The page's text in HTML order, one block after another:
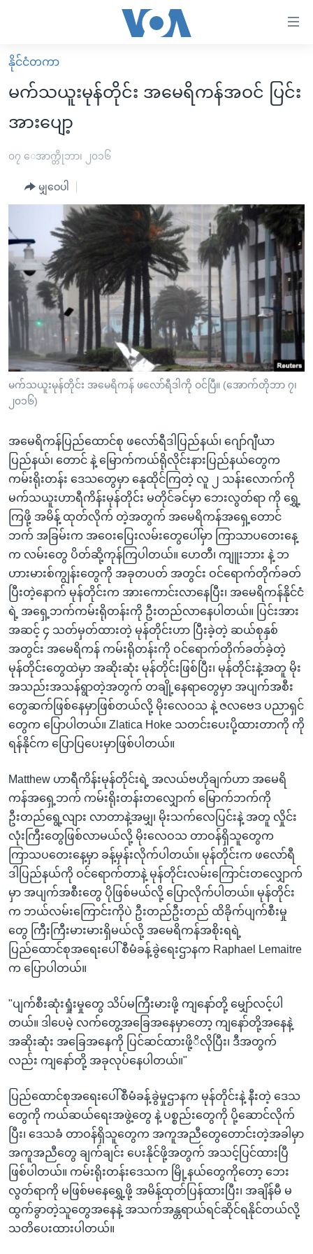
လွယ်ကူ
စေ
များ
အကြောင်းအရာ
ကျော်
ကြည့်
ပင်မ
အ
စာမျက်နှာ
သို့
ကြည့်
ရှာဖွေ
ရန်
နေရာ
သို့
ကျော်
မူလစာမျက်နှာ
မြန်မာ
ကမ္ဘာ့သတင်းများ
နိုင်ငံတကာ
အစ္စရေး-ပါလက်စတိုင်း
ရပ်ဝန်းတခု လမ်းတခု အလွန်
အင်္ဂလိပ်စာလေ့လာမယ်
အမေရိကန်သုံးအီဒီယံ
မကြေးမုံရဲ့ အင်္ဂလိပ်စာ
ရုပ်ရှင်ထဲက အင်္ဂလိပ်စာ
သုတပဒေသာ အင်္ဂလိပ်စာ
အပတ်စဉ်ကဏ္ဍများ
ရေဒီယို
တီဗွီ
ရေဒီယိုနှင့်ရုပ်သံ အချက်အလက်များ
ရေဒီယို/တီဗွီအစီအစဉ်
Learning English
ဗွီအိုအေ လူမှုကွန်ယက်များ
ဘာသာစကားများ
နိုင်ငံတကာ
မက်သယူးမုန်တိုင်း အမေရိကန်အဝင် ပြင်း
အားပျော့
၀၇ ေအာက္တိုဘာ၊ ၂၀၁၆
မျှဝေပါ
မက်သယူးမုန်တိုင်း အမေရိကန် ဖလော်ရီဒါကို ဝင်ပြီ။ (အောက်တိုဘာ ၇၊
၂၀၁၆)
အမေရိကန်ပြည်ထောင်စု ဖလော်ရီဒါပြည်နယ်၊ ဂျော်ဂျီယာ
ပြည်နယ်၊ တောင် နဲ့ မြောက်ကယ်ရိုလိုင်းနားပြည်နယ်တွေက
ကမ်းရိုးတန်း ဒေသတွေမှာ နေုထိုင်ကြတဲ့ လူ ၂ သန်းလောက်ကို
မက်သယူးဟာရီကိန်းမုန်တိုင်း မတိုင်ခင်မှာ ဘေးလွတ်ရာ ကို ရွှေ့
ကြဖို့ အမိန့် ထုတ်လိုက် တဲ့အတွက် အမေရိကန်အရှေ့တောင်
ဘက် အခြမ်းက အဝေးပြေးလမ်းတွေပေါ်မှာ ကြာသာပတေးနေ့
က လမ်းတွေ ပိတ်ဆို့ကုန်ကြပါတယ်။ ဟေတီ၊ ကျူးဘား နဲ့ ဘ
ဟားမားစ်ကျွန်းတွေကို အခုတပတ် အတွင်း ဝင်ရောက်တိုက်ခတ်
ပြီးတဲ့နောက် မုန်တိုင်းက အားကောင်းလာနေပြီး၊ အမေရိကန်နိုင်ငံ
ရဲ့ အရှေ့ဘက်ကမ်းရိုတန်းကို ဦးတည်လာနေပါတယ်။ ပြင်းအား
အဆင့် ၄ သတ်မှတ်ထားတဲ့ မုန်တိုင်းဟာ ပြီးခဲ့တဲ့ ဆယ်စုနှစ်
အတွင်း အမေရိကန် ကမ်းရိုတန်းကို ဝင်ရောက်တိုက်ခတ်ခဲ့တဲ့
မုန်တိုင်းတွေထဲမှာ အဆိုးဆုံး မုန်တိုင်းဖြစ်ပြီး၊ မုန်တိုင်းနဲ့အတူ မိုး
အသည်းအသန်ရွာတဲ့အတွက် တချို့နေရာတွေမှာ အပျက်အစီး
တွေဆက်ဖြစ်နေမှာဖြစ်တယ်လို့ မိုးလေဝသ နဲ့ ဇလဗေဒ ပညာရှင်
တွေက ပြောပါတယ်။ Zlatica Hoke သတင်းပေးပို့ထားတာကို ကို
ရန်နိုင်က ပြောပြပေးမှာဖြစ်ပါတယ်။
Matthew ဟာရီကိန်းမုန်တိုင်းရဲ့ အလယ်ဗဟိုချက်ဟာ အမေရိ
ကန်အရှေ့ဘက် ကမ်းရိုးတန်းတလျှောက် မြောက်ဘက်ကို
ဦးတည်ရွေ့လျား လာတာနဲ့အမျှ၊ မိုးသက်လေပြင်းနဲ့ အတူ လှိုင်း
လုံးကြီးတွေဖြစ်လာမယ်လို့ မိုးလေဝသ တာဝန်ရှိသူတွေက
ကြာသပတေးနေ့မှာ ခန့်မှန်းလိုက်ပါတယ်။ မုန်တိုင်းက ဖလော်ရီ
ဒါပြည်နယ်ကို ဝင်ရောက်တာနဲ့ မုန်တိုင်းလမ်းကြောင်းတလျှောက်
မှာ အပျက်အစီးတွေ ပိုဖြစ်မယ်လို့ ပြောလိုက်ပါတယ်။ မုန်တိုင်း
က ဘယ်လမ်းကြောင်းကိုပဲ ဦးတည်ဦးတည် ထိခိုက်ပျက်စီးမှု
တွေ ကြီးကြီးမားမားရှိမယ်လို့ အမေရိကန်အစိုးရရဲ့
ပြည်ထောင်စုအရေးပေါ် စီမံခန့်ခွဲရေးဌာနက Raphael Lemaitre
က ပြောပါတယ်။
"ပျက်စီးဆုံးရှုံးမှုတွေ သိပ်မကြီးမားဖို့ ကျနော်တို့ မျှော်လင့်ပါ
တယ်။ ဒါပေမဲ့ လက်တွေ့အခြေအနေမှာတော့ ကျနော်တို့အနေနဲ့
အဆိုးဆုံး အခြေအနေကို ပြင်ဆင်ထားဖို့ိလိုပြီး၊ ဒီအတွက်
လည်း ကျနော်တို့ အခုလုပ်နေပါတယ်။"
ပြည်ထောင်စုအရေးပေါ်စီမံခန့်ခွဲမှုဌာနက မုန်တိုင်းနဲ့ နီးတဲ့ ဒေသ
တွေကို ကယ်ဆယ်ရေးအဖွဲ့တွေ နဲ့ ပစ္စည်းတွေကို ပို့ဆောင်လိုက်
ပြီး၊ ဒေသခံ တာဝန်ရှိသူတွေက အကူအညီတွေတောင်းတဲ့အခါမှာ
အကူအညီတွေ ချက်ချင်း ပေးနိုင်ဖို့အတွက် အသင့်ပြင်ထားပြီ
ဖြစ်ပါတယ်။ ကမ်းရိုးတန်းဒေသက မြို့နယ်တွေကိုတော့ ဘေး
လွတ်ရာကို မဖြစ်မနေရွှေ့ဖို့ အမိန့်ထုတ်ပြန်ထားပြီး၊ အချိန်မီ မ
ထွက်ခွာတဲ့သူတွေအနေနဲ့ အသက်အန္တရာယ်ရင်ဆိုင်ရနိုင်တယ်လို့
သတိပေးထားပါတယ်။